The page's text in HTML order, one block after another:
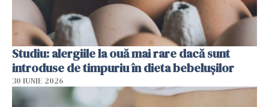
Studiu: alergiile la ouă mai rare dacă sunt
introduse de timpuriu în dieta bebelușilor
30 IUNIE 2026